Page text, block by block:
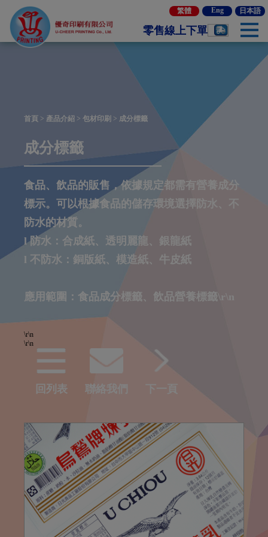
繁體 Eng 日本語
零售線上下單
首頁 > 產品介紹 > 包材印刷 > 成分標籤
成分標籤
食品、飲品的販售，依據規定都需有營養成分
標示。可以根據食品的儲存環境選擇防水、不
防水的材質。
l 防水：合成紙、透明麗龍、銀龍紙
l 不防水：銅版紙、模造紙、牛皮紙
應用範圍：食品成分標籤、飲品營養標籤\r\n
\r\n
\r\n
回列表 聯絡我們 下一頁
Cookie管理面板